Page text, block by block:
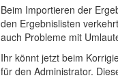
Beim Importieren der
den Ergebnislisten
auch Probleme mit
Ihr könnt jetzt beim
für den Administrator.